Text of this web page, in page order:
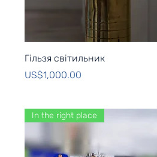
Quick View
Гільзя світильник
Price
US$1,000.00
In the right place